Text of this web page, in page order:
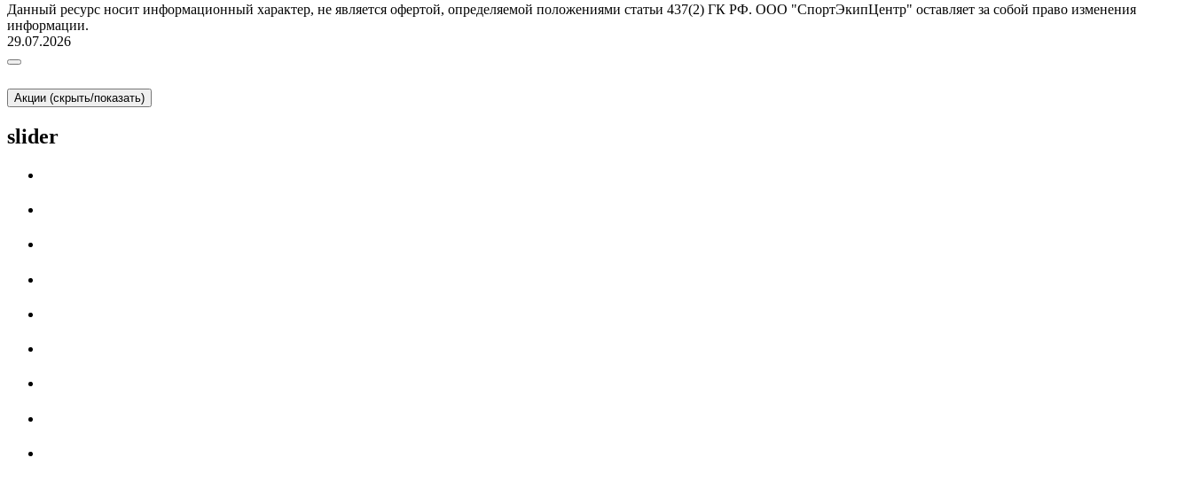
Данный ресурс носит информационный характер, не является офертой, определяемой положениями статьи 437(2) ГК РФ. ООО "СпортЭкипЦентр" оставляет за собой право изменения
информации.
29.07.2026
Акции (скрыть/показать)
slider